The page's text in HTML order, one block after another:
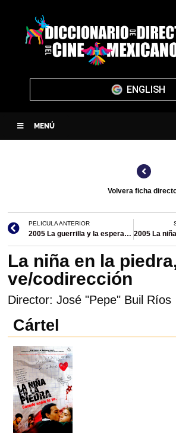
ENGLISH
MENÚ
Volvera ficha
PELICULA ANTERIOR
2005 La guerrilla y la esperanza: Lucio Cabañas/documental
La niña en la
ve/codirección
Director: José "Pepe" Buil Ríos
Cártel